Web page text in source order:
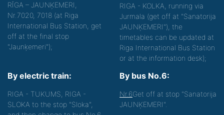
RĪGA – JAUNĶEMERI,
Nr.7020, 7018 (at Riga
International Bus Station, get
off at the final stop
"Jaunķemeri");
RIGA - KOLKA, running via
Jurmala (get off at "Sanatorija
JAUNĶEMERI"), the
timetables can be updated at
Riga International Bus Station
or at the information desk);
By electric train:
RIGA - TUKUMS, RIGA -
SLOKA to the stop "Sloka",
By bus No.6:
Nr.6Get off at stop "Sanatorija
JAUNĶEMERI".